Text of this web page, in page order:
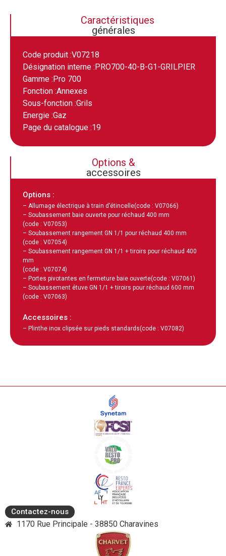
Caractéristiques
générales
Code produit :V07218
Désignation interne :PRO700-40-B-G1-GRILPIER
Gamme :Pro 700
Fonction :Annexes
Sous-fonction :Grils
Energie :Gaz
Page du catalogue :19
Options &
accessoires
Options :
– Allumage électrique à train d’étincelle(code : V07066)
– Soubassement baie ouverte pour réchaud 400 mm
(code : V07053)
– Soubassement rangement GN 1/1 pour réchaud 400 mm
(code : V07054)
– Soubassement rangement GN 1/1 + tiroirs pour réchaud 400
mm
(code : V07074)
– Portes pivotantes en fermeture baie ouverte(code : V07061)
– Soubassement étuve GN 1/1 + tiroirs pour réchaud 600 mm
(code : V07063)
Accessoires :
– Plinthe inox clipsée sur pieds standards(code : V07082)
Contactez-nous
1170 Rue Principale - 38850 Charavines